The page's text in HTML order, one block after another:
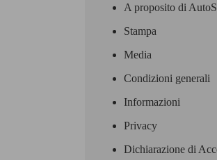
A proposito di
Stampa
Media
Condizioni generali
Informazioni
Privacy
Dichiarazione di